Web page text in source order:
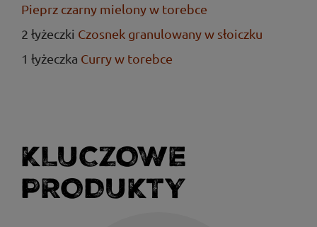
Pieprz czarny mielony w torebce
2 łyżeczki Czosnek granulowany w słoiczku
1 łyżeczka Curry w torebce
KLUCZOWE
PRODUKTY